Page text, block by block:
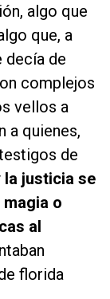
algo que
que, a
decía de
complejos
vellos a
a quienes,
de
la justicia se
o
al
florida